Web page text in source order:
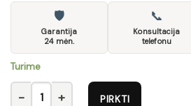
🛡
Garantija
24 mėn.
📞
Konsultacija
telefonu
Turime
produkto kiekis: MEZO REG1 bookstand
PIRKTI